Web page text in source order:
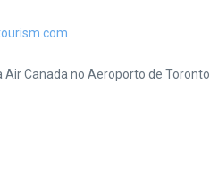
Canada no Aeroporto de Toronto